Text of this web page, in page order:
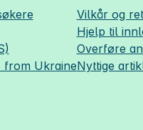
Ukraine
Vilkår og
Hjelp til
Overføre
Nyttige